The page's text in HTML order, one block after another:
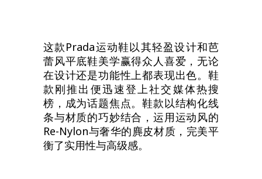
这款Prada运动鞋以其轻盈设计和芭
蕾风平底鞋美学赢得众人喜爱，无论
在设计还是功能性上都表现出色。鞋
款刚推出便迅速登上社交媒体热搜
榜，成为话题焦点。鞋款以结构化线
条与材质的巧妙结合，运用运动风的
Re-Nylon与奢华的麂皮材质，完美平
衡了实用性与高级感。